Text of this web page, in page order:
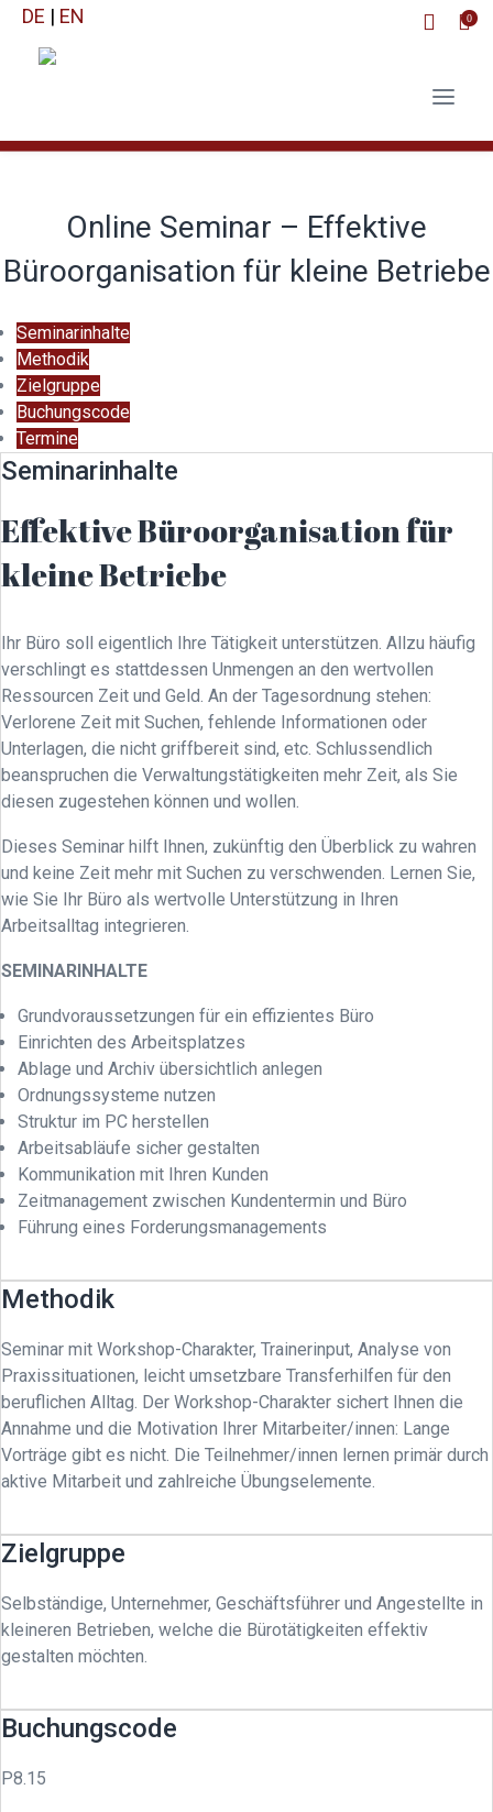
DE | EN 0
Online Seminar – Effektive
Büroorganisation für kleine Betriebe
Seminarinhalte
Methodik
Zielgruppe
Buchungscode
Termine
Seminarinhalte
Effektive Büroorganisation für
kleine Betriebe
Ihr Büro soll eigentlich Ihre Tätigkeit unterstützen. Allzu häufig
verschlingt es stattdessen Unmengen an den wertvollen
Ressourcen Zeit und Geld. An der Tagesordnung stehen:
Verlorene Zeit mit Suchen, fehlende Informationen oder
Unterlagen, die nicht griffbereit sind, etc. Schlussendlich
beanspruchen die Verwaltungstätigkeiten mehr Zeit, als Sie
diesen zugestehen können und wollen.
Dieses Seminar hilft Ihnen, zukünftig den Überblick zu wahren
und keine Zeit mehr mit Suchen zu verschwenden. Lernen Sie,
wie Sie Ihr Büro als wertvolle Unterstützung in Ihren
Arbeitsalltag integrieren.
SEMINARINHALTE
Grundvoraussetzungen für ein effizientes Büro
Einrichten des Arbeitsplatzes
Ablage und Archiv übersichtlich anlegen
Ordnungssysteme nutzen
Struktur im PC herstellen
Arbeitsabläufe sicher gestalten
Kommunikation mit Ihren Kunden
Zeitmanagement zwischen Kundentermin und Büro
Führung eines Forderungsmanagements
Methodik
Seminar mit Workshop-Charakter, Trainerinput, Analyse von
Praxissituationen, leicht umsetzbare Transferhilfen für den
beruflichen Alltag. Der Workshop-Charakter sichert Ihnen die
Annahme und die Motivation Ihrer Mitarbeiter/innen: Lange
Vorträge gibt es nicht. Die Teilnehmer/innen lernen primär durch
aktive Mitarbeit und zahlreiche Übungselemente.
Zielgruppe
Selbständige, Unternehmer, Geschäftsführer und Angestellte in
kleineren Betrieben, welche die Bürotätigkeiten effektiv
gestalten möchten.
Buchungscode
P8.15